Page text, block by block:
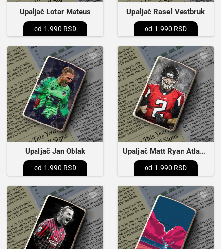
Upaljač Lotar Mateus
1.990 RSD
Upaljač Rasel Vestbruk
1.990 RSD
Upaljač Jan Oblak
1.990 RSD
Upaljač Matt Ryan Atlanta Falcons
1.990 RSD